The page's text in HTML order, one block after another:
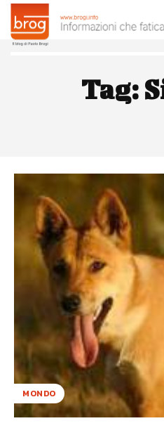
Tag:
MONDO